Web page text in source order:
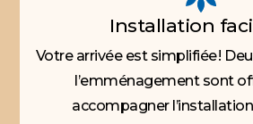
Installation
Votre arrivée est simplifiée !
l’emménagement sont
accompagner